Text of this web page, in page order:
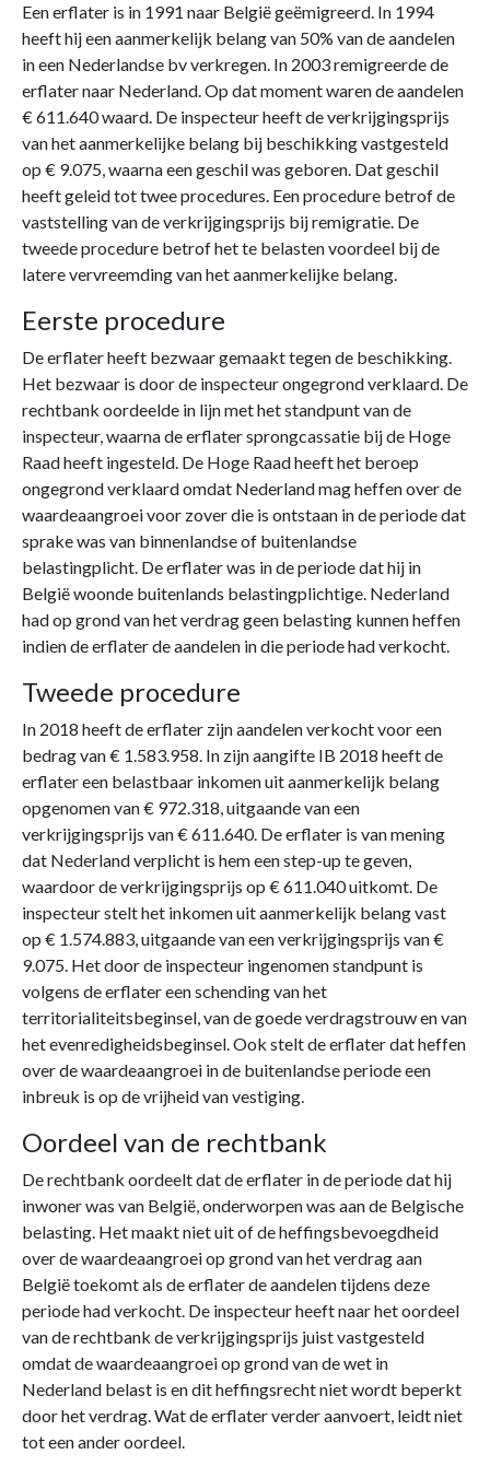
Een erflater is in 1991 naar België geëmigreerd. In 1994
heeft hij een aanmerkelijk belang van 50% van de aandelen
in een Nederlandse bv verkregen. In 2003 remigreerde de
erflater naar Nederland. Op dat moment waren de aandelen
€ 611.640 waard. De inspecteur heeft de verkrijgingsprijs
van het aanmerkelijke belang bij beschikking vastgesteld
op € 9.075, waarna een geschil was geboren. Dat geschil
heeft geleid tot twee procedures. Een procedure betrof de
vaststelling van de verkrijgingsprijs bij remigratie. De
tweede procedure betrof het te belasten voordeel bij de
latere vervreemding van het aanmerkelijke belang.
Eerste procedure
De erflater heeft bezwaar gemaakt tegen de beschikking.
Het bezwaar is door de inspecteur ongegrond verklaard. De
rechtbank oordeelde in lijn met het standpunt van de
inspecteur, waarna de erflater sprongcassatie bij de Hoge
Raad heeft ingesteld. De Hoge Raad heeft het beroep
ongegrond verklaard omdat Nederland mag heffen over de
waardeaangroei voor zover die is ontstaan in de periode dat
sprake was van binnenlandse of buitenlandse
belastingplicht. De erflater was in de periode dat hij in
België woonde buitenlands belastingplichtige. Nederland
had op grond van het verdrag geen belasting kunnen heffen
indien de erflater de aandelen in die periode had verkocht.
Tweede procedure
In 2018 heeft de erflater zijn aandelen verkocht voor een
bedrag van € 1.583.958. In zijn aangifte IB 2018 heeft de
erflater een belastbaar inkomen uit aanmerkelijk belang
opgenomen van € 972.318, uitgaande van een
verkrijgingsprijs van € 611.640. De erflater is van mening
dat Nederland verplicht is hem een step-up te geven,
waardoor de verkrijgingsprijs op € 611.040 uitkomt. De
inspecteur stelt het inkomen uit aanmerkelijk belang vast
op € 1.574.883, uitgaande van een verkrijgingsprijs van €
9.075. Het door de inspecteur ingenomen standpunt is
volgens de erflater een schending van het
territorialiteitsbeginsel, van de goede verdragstrouw en van
het evenredigheidsbeginsel. Ook stelt de erflater dat heffen
over de waardeaangroei in de buitenlandse periode een
inbreuk is op de vrijheid van vestiging.
Oordeel van de rechtbank
De rechtbank oordeelt dat de erflater in de periode dat hij
inwoner was van België, onderworpen was aan de Belgische
belasting. Het maakt niet uit of de heffingsbevoegdheid
over de waardeaangroei op grond van het verdrag aan
België toekomt als de erflater de aandelen tijdens deze
periode had verkocht. De inspecteur heeft naar het oordeel
van de rechtbank de verkrijgingsprijs juist vastgesteld
omdat de waardeaangroei op grond van de wet in
Nederland belast is en dit heffingsrecht niet wordt beperkt
door het verdrag. Wat de erflater verder aanvoert, leidt niet
tot een ander oordeel.